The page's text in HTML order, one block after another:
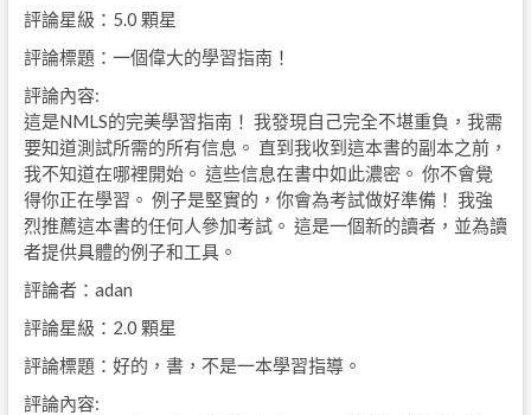
評論星級：5.0 顆星
評論標題：一個偉大的學習指南！
評論內容:
這是NMLS的完美學習指南！ 我發現自己完全不堪重負，我需
要知道測試所需的所有信息。 直到我收到這本書的副本之前，
我不知道在哪裡開始。 這些信息在書中如此濃密。 你不會覺
得你正在學習。 例子是堅實的，你會為考試做好準備！ 我強
烈推薦這本書的任何人參加考試。 這是一個新的讀者，並為讀
者提供具體的例子和工具。
評論者：adan
評論星級：2.0 顆星
評論標題：好的，書，不是一本學習指導。
評論內容: